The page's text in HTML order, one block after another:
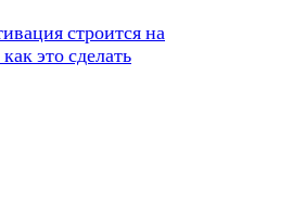
строится на
это сделать